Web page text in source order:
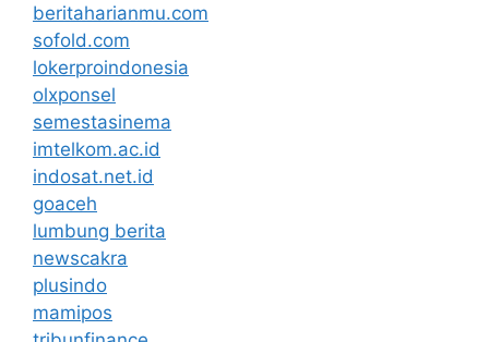
beritaharianmu.com
sofold.com
lokerproindonesia
olxponsel
semestasinema
imtelkom.ac.id
indosat.net.id
goaceh
lumbung berita
newscakra
plusindo
mamipos